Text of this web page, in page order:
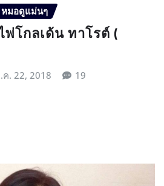
หมอดูแม่นๆ
โกลเด้น ทาโรต์ (
ค. 22, 2018 19